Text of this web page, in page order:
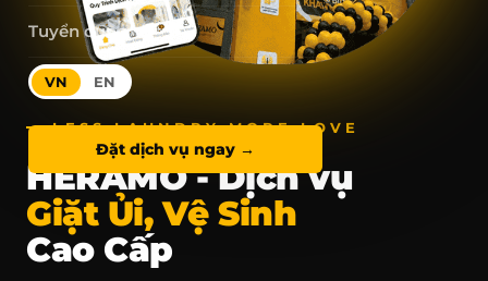
Tuyển dụng
VN EN
Đặt dịch vụ ngay →
LESS LAUNDRY MORE LOVE
HERAMO - Dịch vụ
Giặt Ủi, Vệ Sinh
Cao Cấp